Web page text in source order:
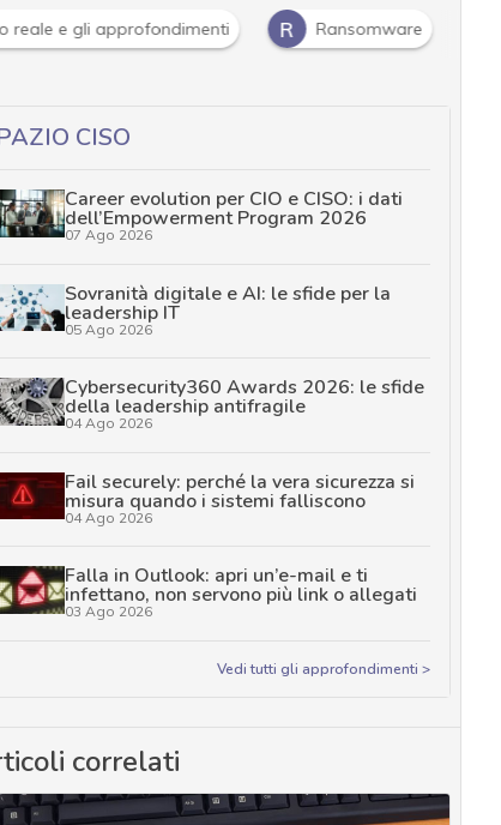
reale e gli approfondimenti R Ransomware
CISO
Career evolution per CIO e CISO: i dati
dell’Empowerment Program 2026
07 Ago 2026
Sovranità digitale e AI: le sfide per la
leadership IT
05 Ago 2026
Cybersecurity360 Awards 2026: le sfide
della leadership antifragile
04 Ago 2026
Fail securely: perché la vera sicurezza si
misura quando i sistemi falliscono
04 Ago 2026
Falla in Outlook: apri un’e-mail e ti
infettano, non servono più link o allegati
03 Ago 2026
Vedi tutti gli approfondimenti >
correlati